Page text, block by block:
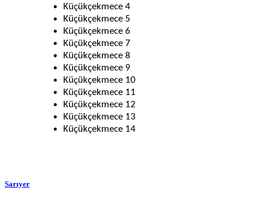
Küçükçekmece 4
Küçükçekmece 5
Küçükçekmece 6
Küçükçekmece 7
Küçükçekmece 8
Küçükçekmece 9
Küçükçekmece 10
Küçükçekmece 11
Küçükçekmece 12
Küçükçekmece 13
Küçükçekmece 14
Sarıyer